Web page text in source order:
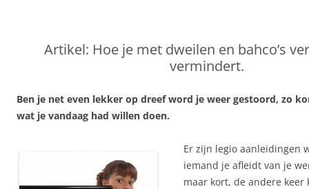
Artikel: Hoe je met dweilen en bahco’s
vermindert.
Ben je net even lekker op dreef word je weer gestoord, zo
wat je vandaag had willen doen.
Er zijn legio aanleidingen
iemand je afleidt van je
maar kort, de andere keer